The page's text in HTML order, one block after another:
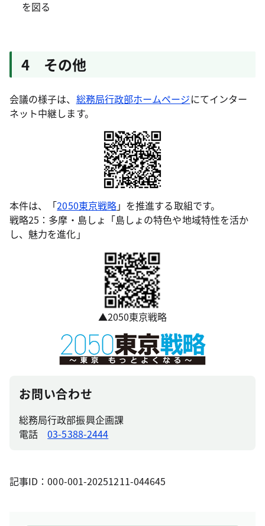
を図る
4 その他
会議の様子は、 総務局行政部ホームページにてインター
ネット中継します。
本件は、「2050東京戦略」を推進する取組です。
戦略25：多摩・島しょ「島しょの特色や地域特性を活か
し、魅力を進化」
▲2050東京戦略
お問い合わせ
総務局行政部振興企画課
電話03-5388-2444
記事ID：000-001-20251211-044645